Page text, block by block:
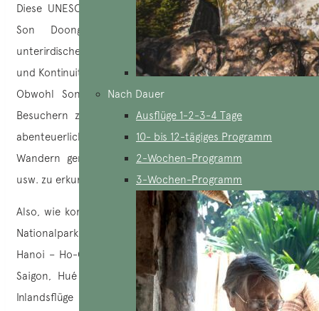
Nach Dauer
Ausflüge 1-2-3-4 Tage
10- bis 12-tägiges Programm
2-Wochen-Programm
3-Wochen-Programm
Diese UNESCO-Weltkulturerbestätte beherbergt auch die
Son Doong-Höhle, den größten und höchsten
unterirdischen Gang der Welt in Bezug auf Durchmesser
und Kontinuität, der 2009 zum ersten Mal erforscht wurde.
Obwohl Son Doong nur einer begrenzten Anzahl von
Besuchern zugänglich ist, können Sie trotzdem andere
abenteuerliche Aktivitäten wie Kajakfahren, Radfahren und
Wandern genießen, um die Phong Nha-Höhle, Hang En
usw. zu erkunden.
Also, wie kommt man dorthin? Der Phong Nha – Kẻ Bàng
Nationalpark ist leicht mit dem Zug (auf der Bahnstrecke
Hanoi – Ho-Chi-Minh-Stadt), dem Bus (täglich von Hanoi,
Saigon, Hué oder Danang) oder dem Flugzeug (tägliche
Inlandsflüge von Hanoi und Saigon zum Flughafen Dong